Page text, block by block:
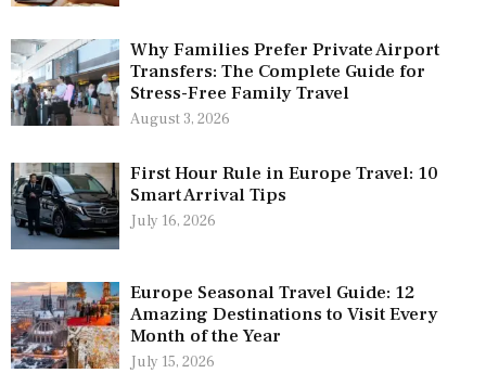
Why Families Prefer Private Airport
Transfers: The Complete Guide for
Stress-Free Family Travel
August 3, 2026
First Hour Rule in Europe Travel: 10
Smart Arrival Tips
July 16, 2026
Europe Seasonal Travel Guide: 12
Amazing Destinations to Visit Every
Month of the Year
July 15, 2026